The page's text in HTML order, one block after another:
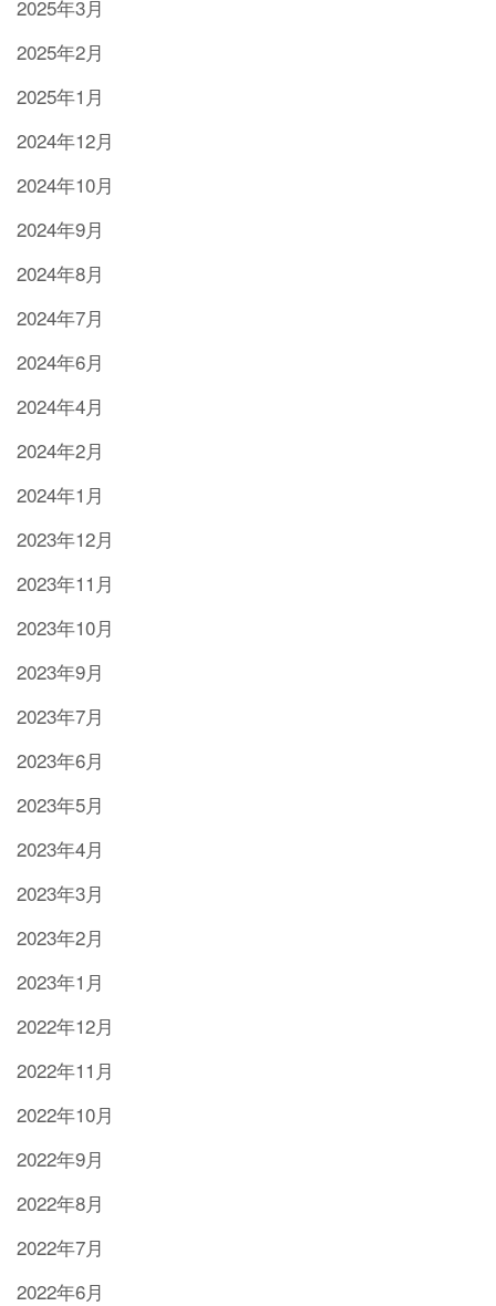
2025年3月
2025年2月
2025年1月
2024年12月
2024年10月
2024年9月
2024年8月
2024年7月
2024年6月
2024年4月
2024年2月
2024年1月
2023年12月
2023年11月
2023年10月
2023年9月
2023年7月
2023年6月
2023年5月
2023年4月
2023年3月
2023年2月
2023年1月
2022年12月
2022年11月
2022年10月
2022年9月
2022年8月
2022年7月
2022年6月